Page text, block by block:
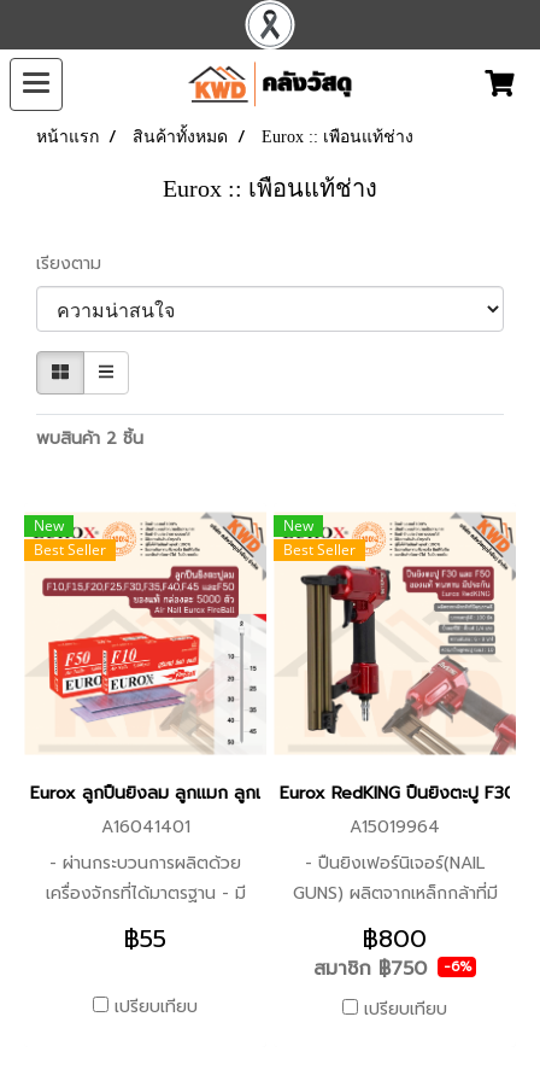
หน้าแรก สินค้าทั้งหมด Eurox :: เพือนแท้ช่าง
Eurox :: เพือนแท้ช่าง
เรียงตาม
พบสินค้า 2 ชิ้น
New
Best Seller
Eurox ลูกปืนยิงลม ลูกแมก ลูกแม็ก ลูกแม็ค ยิงตะปูลมขาเดี่ยว
A16041401
- ผ่านกระบวนการผลิตด้วย
เครื่องจักรที่ได้มาตรฐาน - มี
ลักษณะแข็ง ปลายแหลม รูปร่าง
คล้ายเข็ม - เหมาะสำหรับใช้
วัตถุชนิดงานไม้ งานเฟอร์นิเจอร์
฿55
เปรียบเทียบ
New
Best Seller
Eurox RedKING ปืนยิงตะปู F30
A15019964
- ปืนยิงเฟอร์นิเจอร์(NAIL
GUNS) ผลิตจากเหล็กกล้าที่มี
คุณภาพดี - ผ่านกระบวนการ
ผลิตด้วยเครื่องจักรที่ได้
มาตรฐาน - ใช้งานง่าย เบา ทน
ยิงลูกได้เร็ว ปืนลมใช้ยิงเพื่อดัน
฿800
สมาชิก ฿750 -6%
เปรียบเทียบ